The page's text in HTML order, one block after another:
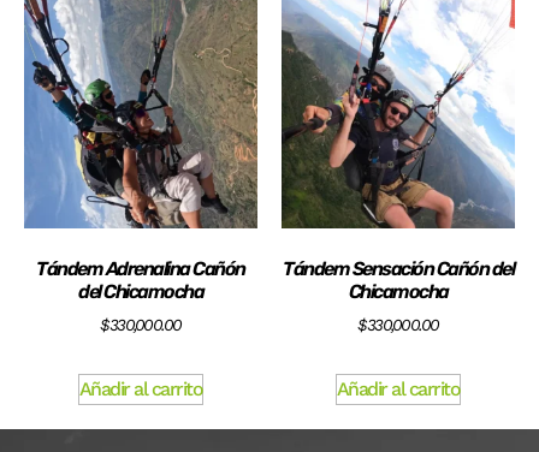
Tándem Adrenalina Cañón
del Chicamocha
$330,000.00
Añadir al carrito
Tándem Sensación Cañón del
Chicamocha
$330,000.00
Añadir al carrito